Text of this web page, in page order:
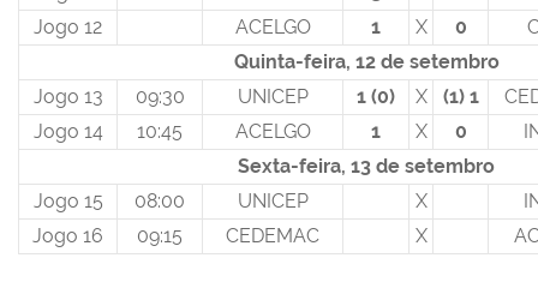
Jogo 12
ACELGO 1 X 0
Quinta-feira, 12 de setembro
Jogo 13
09:30 UNICEP 1 (0) X (1) 1
Jogo 14
10:45 ACELGO 1 X 0
Sexta-feira, 13 de setembro
Jogo 15
08:00 UNICEP X
Jogo 16
09:15 CEDEMAC X